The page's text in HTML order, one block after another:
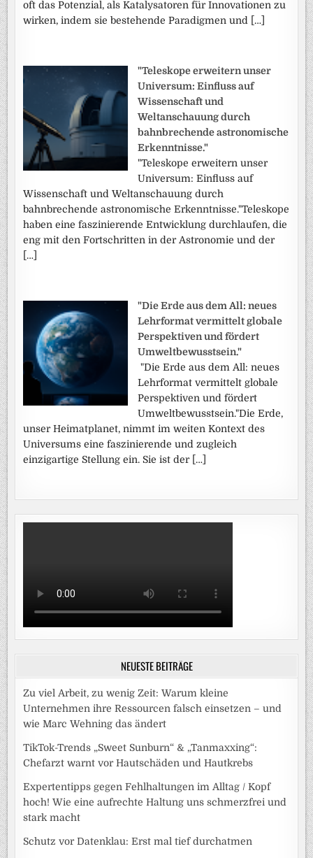
oft das Potenzial, als Katalysatoren für Innovationen zu
wirken, indem sie bestehende Paradigmen und […]
"Teleskope erweitern unser
Universum: Einfluss auf
Wissenschaft und
Weltanschauung durch
bahnbrechende astronomische
Erkenntnisse."
"Teleskope erweitern unser
Universum: Einfluss auf
Wissenschaft und Weltanschauung durch
bahnbrechende astronomische Erkenntnisse."Teleskope
haben eine faszinierende Entwicklung durchlaufen, die
eng mit den Fortschritten in der Astronomie und der
[…]
"Die Erde aus dem All: neues
Lehrformat vermittelt globale
Perspektiven und fördert
Umweltbewusstsein."
"Die Erde aus dem All: neues
Lehrformat vermittelt globale
Perspektiven und fördert
Umweltbewusstsein."Die Erde,
unser Heimatplanet, nimmt im weiten Kontext des
Universums eine faszinierende und zugleich
einzigartige Stellung ein. Sie ist der […]
NEUESTE BEITRÄGE
Zu viel Arbeit, zu wenig Zeit: Warum kleine
Unternehmen ihre Ressourcen falsch einsetzen – und
wie Marc Wehning das ändert
TikTok-Trends „Sweet Sunburn“ & „Tanmaxxing“:
Chefarzt warnt vor Hautschäden und Hautkrebs
Expertentipps gegen Fehlhaltungen im Alltag / Kopf
hoch! Wie eine aufrechte Haltung uns schmerzfrei und
stark macht
Schutz vor Datenklau: Erst mal tief durchatmen